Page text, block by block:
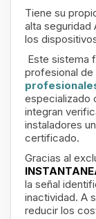
Tiene su
alta seguridad
los
Este sistema
profesional de
especializado
integran
instaladores
certificado.
Gracias al
la señal
inactividad. A
reducir los